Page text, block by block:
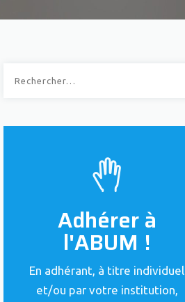
Adhérer à
l'ABUM !
En adhérant, à titre individuel
et/ou par votre institution,